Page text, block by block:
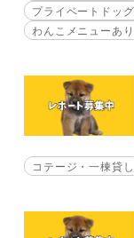
プライベートドッ
わんこメニューあり
コテージ・一棟貸し